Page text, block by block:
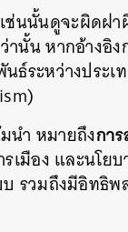
ช่นนั้นดูจะผิดฝ
านั้น หากอ้างอิ
ธ์ระหว่างประเ
นำ หมายถึงกา
รเมือง และนโ
รวมถึงมีอิทธิ